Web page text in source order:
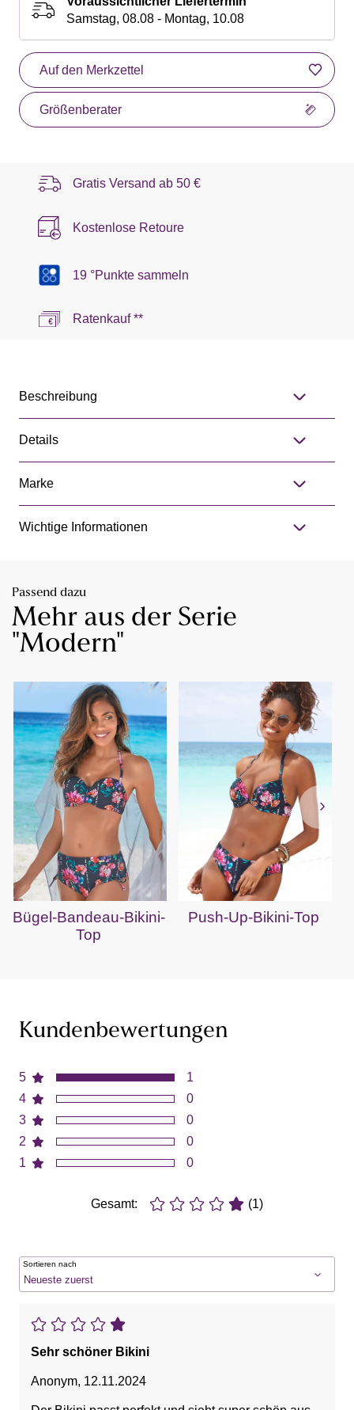
Samstag, 08.08 - Montag, 10.08
Auf den Merkzettel
Größenberater
Gratis Versand ab 50 €
Kostenlose Retoure
19 °Punkte sammeln
Ratenkauf **
Beschreibung
Details
Marke
Wichtige Informationen
Passend dazu
Mehr aus der Serie
"Modern"
Bügel-Bandeau-Bikini-
Top
Push-Up-Bikini-Top
Kundenbewertungen
5
4
3
2
1
1
0
0
0
0
Gesamt: (1)
Sortieren nach
Sehr schöner Bikini
Anonym, 12.11.2024